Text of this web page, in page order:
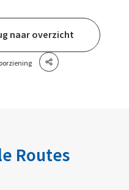
naar overzicht
Routes